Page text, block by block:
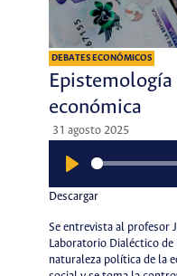
DEBATES ECONÓMICOS
económica
31 agosto 2025
Descargar
Se entrevista al profesor
Laboratorio Dialéctico de
naturaleza política de la